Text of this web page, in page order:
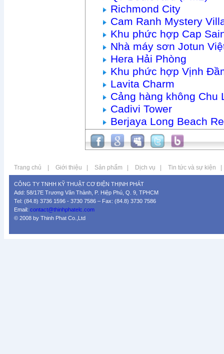
Richmond City
Cam Ranh Mystery
Khu phức hợp Cap
Nhà máy sơn Jotun
Hera Hải Phòng
Khu phức hợp Vịnh
Lavita Charm
Cảng hàng không Chu
Cadivi Tower
Berjaya Long Beach
Trang chủ Giới thiệu Sản phẩm Dịch vụ Tin tức và sự kiện
CÔNG TY TNHH KỸ THUẬT CƠ ĐIỆN THỊNH PHÁT
Add: 58/17E Trương Văn Thành, P. Hiệp Phú, Q. 9, TPHCM
Tel: (84.8) 3736 1596 - 3730 7586 – Fax: (84.8) 3730 7586
Email: contact@thinhphatelc.com
© 2008 by Thinh Phat Co.,Ltd